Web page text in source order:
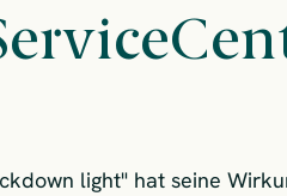
light" hat seine